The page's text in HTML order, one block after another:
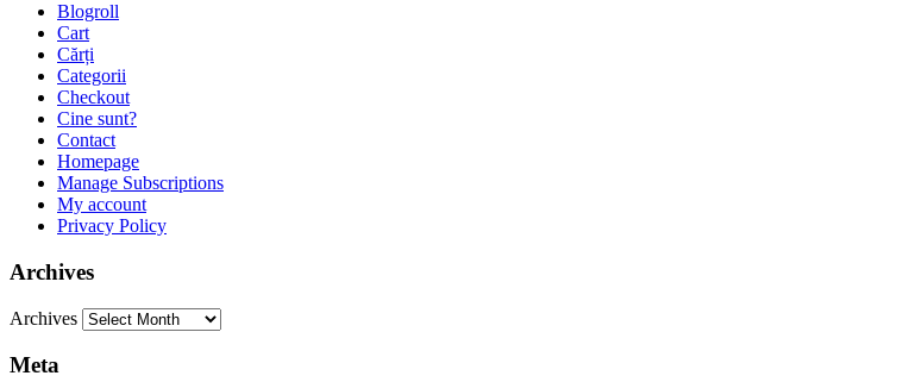
Blogroll
Cart
Cărți
Categorii
Checkout
Cine sunt?
Contact
Homepage
Manage Subscriptions
My account
Privacy Policy
Archives
Archives
Meta